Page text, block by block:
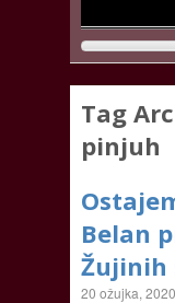
Tag
pinjuh
Belan
Žujinih
20 ožujka, 2020